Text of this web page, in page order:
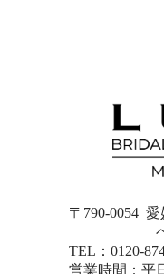
〒790-0054
ベルフ
TEL：0120-
営業時間：平